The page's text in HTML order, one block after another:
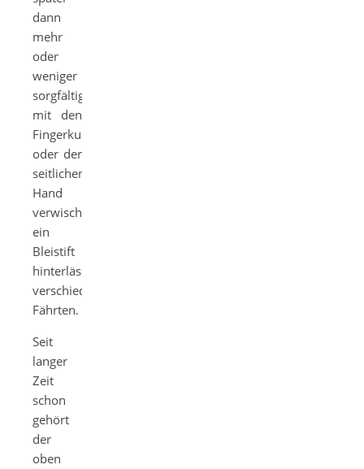
dann
mehr
oder
weniger
sorgfältig
mit den
Fingerkuppen
oder der
seitlichen
Hand
verwischt,
ein
Bleistift
hinterlässt
verschiedenste
Fährten.
Seit
langer
Zeit
schon
gehört
der
oben